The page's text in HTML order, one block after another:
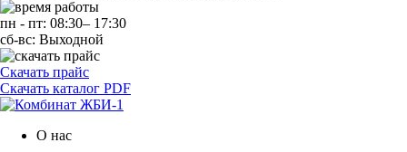
пн - пт: 08:30– 17:30
сб-вс: Выходной
Скачать прайс
Скачать каталог PDF
О нас